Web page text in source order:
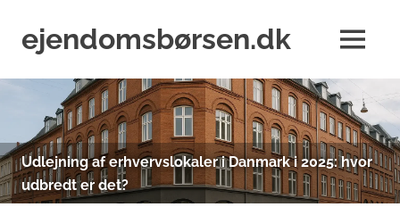
contentejendomsbørsen.dk
WordPress
MENU
Udlejning af erhvervslokaler i Danmark i 2025: hvor
udbredt er det?